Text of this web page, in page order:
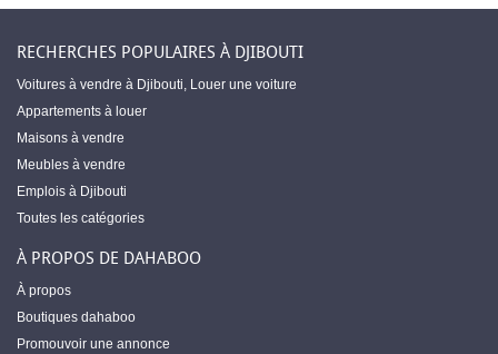
RECHERCHES POPULAIRES À DJIBOUTI
Voitures à vendre à Djibouti, Louer une voiture
Appartements à louer
Maisons à vendre
Meubles à vendre
Emplois à Djibouti
Toutes les catégories
À PROPOS DE DAHABOO
À propos
Boutiques dahaboo
Promouvoir une annonce